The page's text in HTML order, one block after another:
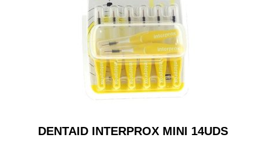
DENTAID INTERPROX MINI 14UDS